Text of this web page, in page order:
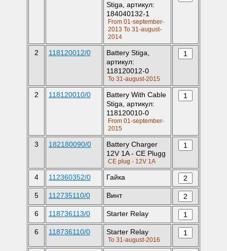
Stiga, артикул:
184040132-1
From 01-september-
2013 To 31-august-
2014
2 118120012/0
Battery Stiga,
артикул:
118120012-0
To 31-august-2015
2 118120010/0
Battery With Cable
Stiga, артикул:
118120010-0
From 01-september-
2015
3 182180090/0
Battery Charger
12V 1A - CE Plugg
CE plug - 12V 1A
4 112360352/0 Гайка
5 112735110/0 Винт
6 118736113/0 Starter Relay
6 118736110/0 Starter Relay
To 31-august-2016